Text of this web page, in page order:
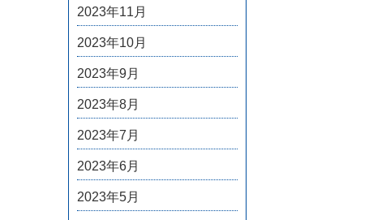
2023年11月
2023年10月
2023年9月
2023年8月
2023年7月
2023年6月
2023年5月